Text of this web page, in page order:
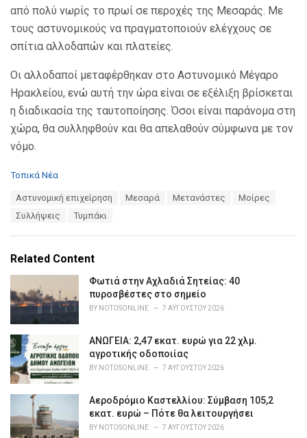
από πολύ νωρίς το πρωί σε περοχές της Μεσαράς. Με
τους αστυνομικούς να πραγματοποιούν ελέγχους σε
σπίτια αλλοδαπών και πλατείες.
Οι αλλοδαποί μεταφέρθηκαν στο Αστυνομικό Μέγαρο
Ηρακλείου, ενώ αυτή την ώρα είναι σε εξέλιξη βρίσκεται
η διαδικασία της ταυτοποίησης. Όσοι είναι παράνομα στη
χώρα, θα συλληφθούν και θα απελαθούν σύμφωνα με τον
νόμο.
C
i
e
:
Τοπικά Νέα
Αστυνομική επιχείρηση Μεσαρά Μετανάστες
Μοίρες
Συλλήψεις
Τυμπάκι
Related Content
Φωτιά στην Αχλαδιά Σητείας: 40
πυροσβέστες στο σημείο
BY NOTOSONLINE 7 ΑΥΓΟΎΣΤΟΥ 2026
ΑΝΩΓΕΙΑ: 2,47 εκατ. ευρώ για 22 χλμ.
αγροτικής οδοποιίας
BY NOTOSONLINE 7 ΑΥΓΟΎΣΤΟΥ 2026
Αεροδρόμιο Καστελλίου: Σύμβαση 105,2
εκατ. ευρώ – Πότε θα λειτουργήσει
BY NOTOSONLINE 7 ΑΥΓΟΎΣΤΟΥ 2026